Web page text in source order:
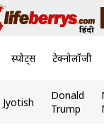
स्पोर्ट्स टेक्नोलॉजी
Jyotish
Donald
Trump